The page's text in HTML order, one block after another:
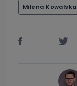
Milena Kowalska